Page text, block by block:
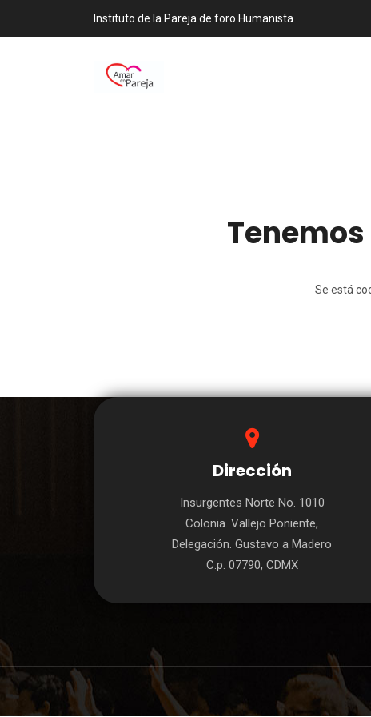
Instituto de la Pareja de foro Humanista
Se está
Dirección
Insurgentes Norte No. 1010
Colonia. Vallejo Poniente,
Delegación. Gustavo a Madero
C.p. 07790, CDMX